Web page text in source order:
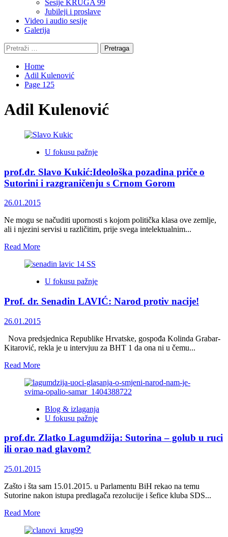
Sesije KRUGA 99
Jubileji i proslave
Video i audio sesije
Galerija
Pretraga:
Home
Adil Kulenović
Page 125
Adil Kulenović
U fokusu pažnje
prof.dr. Slavo Kukić:Ideološka pozadina priče o
Sutorini i razgraničenju s Crnom Gorom
26.01.2015
Ne mogu se načuditi upornosti s kojom politička klasa ove zemlje,
ali i njezini servisi u različitim, prije svega intelektualnim...
Read MoreRead
about
Slavo
pozadina
o
i
razgraničenju
Crnom
U fokusu pažnje
Prof. dr. Senadin LAVIĆ: Narod protiv nacije!
26.01.2015
Nova predsjednica Republike Hrvatske, gospođa Kolinda Grabar-
Kitarović, rekla je u intervjuu za BHT 1 da ona ni u čemu...
Read MoreRead
about
Prof.
Senadin
LAVIĆ:
protiv
nacije!
Blog & izlaganja
U fokusu pažnje
prof.dr. Zlatko Lagumdžija: Sutorina – golub u ruci
ili orao nad glavom?
25.01.2015
Zašto i šta sam 15.01.2015. u Parlamentu BiH rekao na temu
Sutorine nakon istupa predlagača rezolucije i šefice kluba SDS...
Read MoreRead
about